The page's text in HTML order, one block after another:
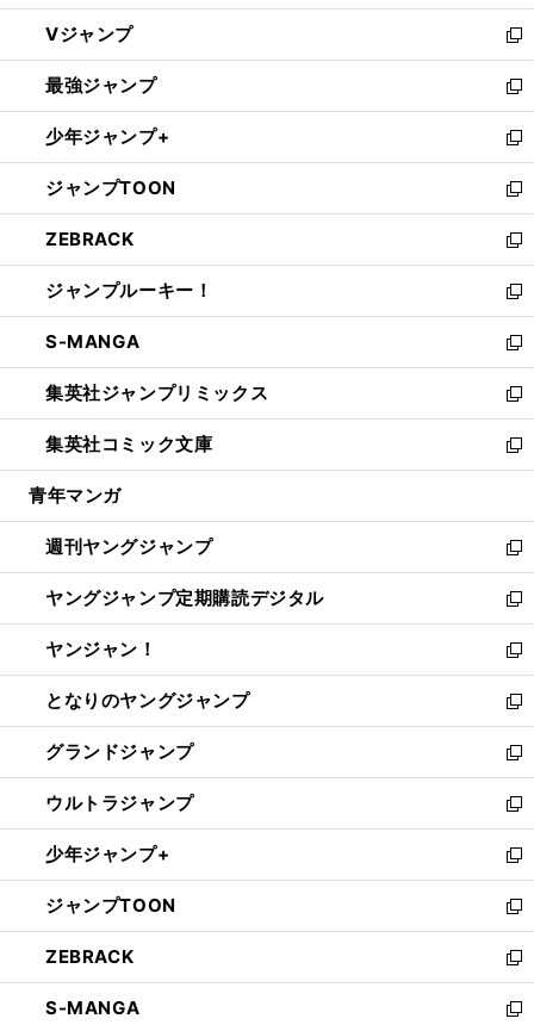
ウ
ィ
ン
ド
ウ
で
開
く
し
い
ウ
ィ
ン
ド
ウ
で
開
く
Vジャンプ
新
し
い
ウ
ィ
ン
ド
ウ
で
開
く
最強ジャンプ
新
し
い
ウ
ィ
ン
ド
ウ
で
開
く
少年ジャンプ+
新
し
い
ウ
ィ
ン
ド
ウ
で
開
く
ジャンプTOON
新
し
い
ウ
ィ
ン
ド
ウ
で
開
く
ZEBRACK
新
し
い
ウ
ィ
ン
ド
ウ
で
開
ジャンプルーキー！
新
し
い
ウ
ィ
ン
ド
ウ
開
く
S-MANGA
新
し
い
ウ
ィ
ン
ウ
で
開
く
集英社ジャンプリミックス
新
し
い
ウ
ン
ド
ウ
で
開
く
集英社コミック文庫
新
し
ウ
ィ
ン
ド
ウ
で
開
く
青年マンガ
週刊ヤングジャンプ
新
し
い
ウ
ィ
ン
ド
ウ
で
開
く
ヤングジャンプ定期購読デジタル
新
し
い
ウ
ィ
ン
ド
ウ
で
開
く
ヤンジャン！
新
し
い
ウ
ィ
ン
ド
ウ
で
開
く
となりのヤングジャンプ
新
し
い
ウ
ィ
ン
ド
ウ
で
開
く
グランドジャンプ
新
し
い
ウ
ィ
ン
ド
ウ
で
開
く
ウルトラジャンプ
新
し
い
ウ
ィ
ン
ド
ウ
で
少年ジャンプ+
新
し
い
ウ
ィ
ン
ド
ジャンプTOON
新
し
い
ウ
ィ
ZEBRACK
新
し
い
S-MANGA
新